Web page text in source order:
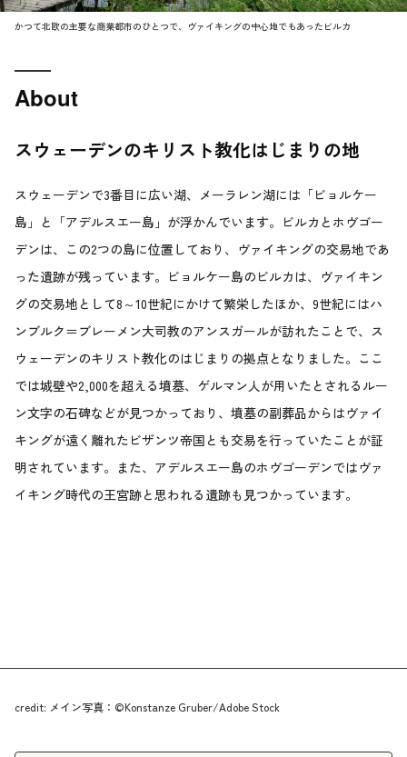
かつて北欧の主要な商業都市のひとつで、ヴァイキングの中心地でもあったビルカ
About
スウェーデンのキリスト教化はじまりの地
スウェーデンで3番目に広い湖、メーラレン湖には「ビョルケー
島」と「アデルスエー島」が浮かんでいます。ビルカとホヴゴー
デンは、この2つの島に位置しており、ヴァイキングの交易地であ
った遺跡が残っています。ビョルケー島のビルカは、ヴァイキン
グの交易地として8～10世紀にかけて繁栄したほか、9世紀にはハ
ンブルク＝ブレーメン大司教のアンスガールが訪れたことで、ス
ウェーデンのキリスト教化のはじまりの拠点となりました。ここ
では城壁や2,000を超える墳墓、ゲルマン人が用いたとされるルー
ン文字の石碑などが見つかっており、墳墓の副葬品からはヴァイ
キングが遠く離れたビザンツ帝国とも交易を行っていたことが証
明されています。また、アデルスエー島のホヴゴーデンではヴァ
イキング時代の王宮跡と思われる遺跡も見つかっています。
credit: メイン写真：©Konstanze Gruber/Adobe Stock